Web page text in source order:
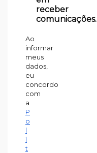
receber
comunicações.
Ao
informar
meus
dados,
eu
concordo
com
a
P
o
l
í
t